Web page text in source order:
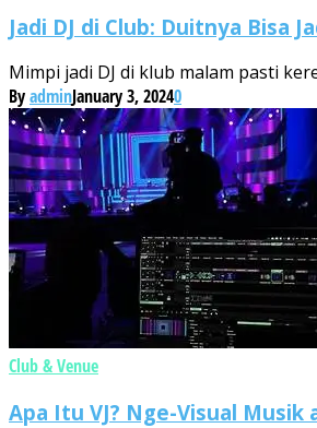
Jadi DJ di Club: Duitnya Bisa
Mimpi jadi DJ di klub malam pasti
ByadminJanuary 3, 20240
Club & Venue
Apa Itu VJ? Nge-Visual Musik